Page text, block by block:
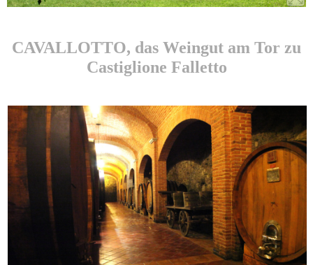
CAVALLOTTO, das Weingut am Tor zu
Castiglione Falletto